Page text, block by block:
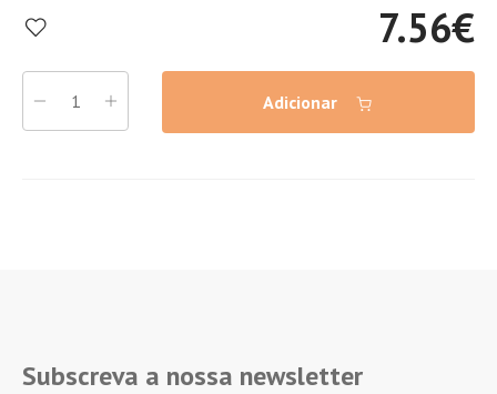
7.56€
Adicionar
Subscreva a nossa newsletter